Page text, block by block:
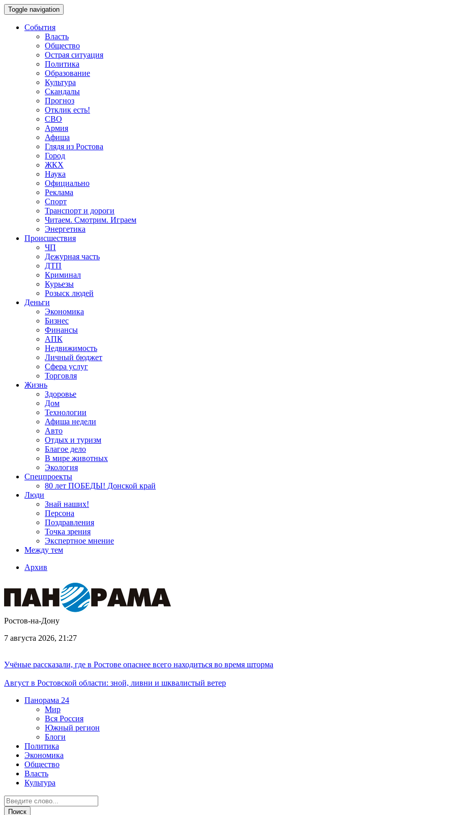
Toggle navigation
События
Власть
Общество
Острая ситуация
Политика
Образование
Культура
Скандалы
Прогноз
Отклик есть!
СВО
Армия
Афиша
Глядя из Ростова
Город
ЖКХ
Наука
Официально
Реклама
Спорт
Транспорт и дороги
Читаем. Смотрим. Играем
Энергетика
Происшествия
ЧП
Дежурная часть
ДТП
Криминал
Курьезы
Розыск людей
Деньги
Экономика
Бизнес
Финансы
АПК
Недвижимость
Личный бюджет
Сфера услуг
Торговля
Жизнь
Здоровье
Дом
Технологии
Афиша недели
Авто
Отдых и туризм
Благое дело
В мире животных
Экология
Спецпроекты
80 лет ПОБЕДЫ! Донской край
Люди
Знай наших!
Персона
Поздравления
Точка зрения
Экспертное мнение
Между тем
Архив
Ростов-на-Дону
7 августа 2026, 21:27
Учёные рассказали, где в Ростове опаснее всего находиться во время шторма
Август в Ростовской области: зной, ливни и шквалистый ветер
Панорама 24
Мир
Вся Россия
Южный регион
Блоги
Политика
Экономика
Общество
Власть
Культура